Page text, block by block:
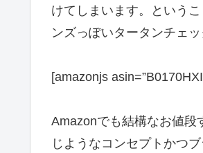
けてしまいます。という
ンズっぽいタータンチェッ
[amazonjs
Amazonでも結構なお値段
じようなコンセプトかつ